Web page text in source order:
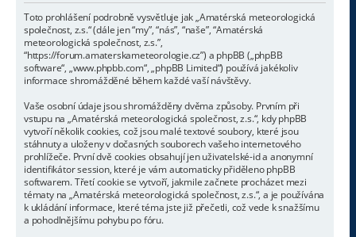
Toto prohlášení podrobně vysvětluje jak „Amatérská meteorologická
společnost, z.s.“ (dále jen “my”, “nás”, “naše”, “Amatérská
meteorologická společnost, z.s.”,
“https://forum.amaterskameteorologie.cz”) a phpBB („phpBB
software“, „www.phpbb.com“, „phpBB Limited“) používá jakékoliv
informace shromážděné během každé vaší návštěvy.
Vaše osobní údaje jsou shromážděny dvěma způsoby. Prvním při
vstupu na „Amatérská meteorologická společnost, z.s.“, kdy phpBB
vytvoří několik cookies, což jsou malé textové soubory, které jsou
stáhnuty a uloženy v dočasných souborech vašeho internetového
prohlížeče. První dvě cookies obsahují jen uživatelské-id a anonymní
identifikátor session, které je vám automaticky přiděleno phpBB
softwarem. Třetí cookie se vytvoří, jakmile začnete procházet mezi
tématy na „Amatérská meteorologická společnost, z.s.“, a je používána
k ukládání informace, které téma jste již přečetli, což vede k snažšímu
a pohodlnějšímu pohybu po fóru.